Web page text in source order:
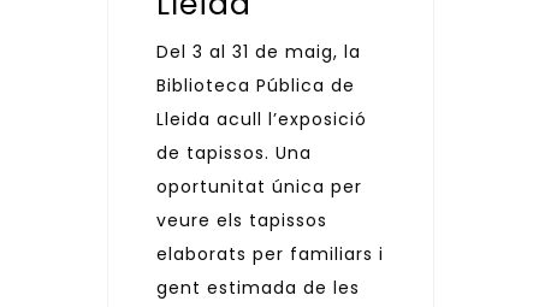
Del 3 al 31 de maig, la
Biblioteca Pública de
Lleida acull l’exposició
de tapissos. Una
oportunitat única per
veure els tapissos
elaborats per familiars i
gent estimada de les